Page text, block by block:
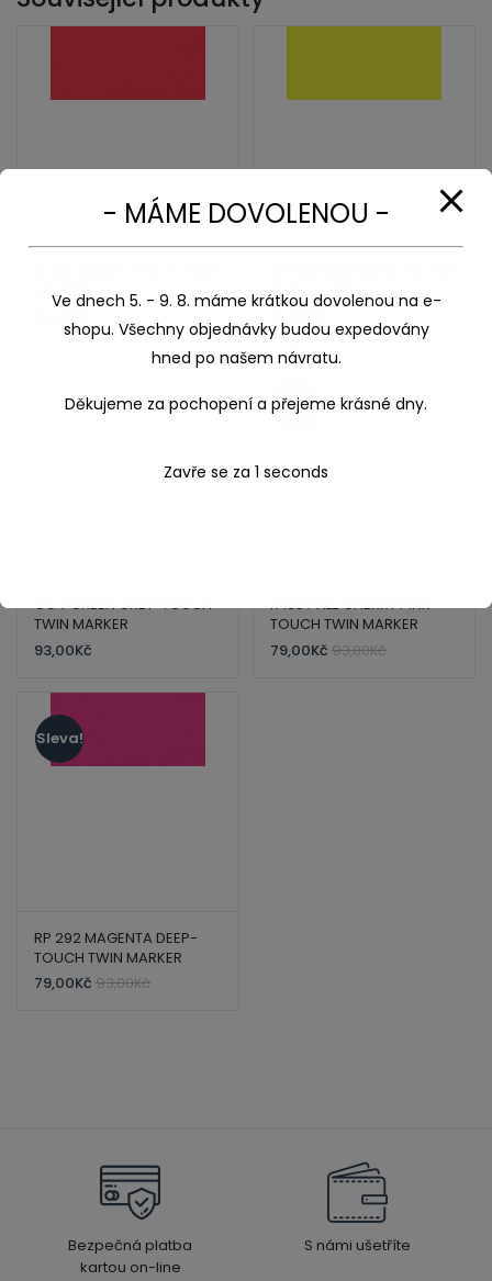
MARKER
TWIN MARKER
GG 7 GREEN GREY-TOUCH
TWIN MARKER
93,00Kč
Sleva!
R 135 PALE CHERRY PINK-
TOUCH TWIN MARKER
79,00Kč 93,00Kč
Sleva!
RP 292 MAGENTA DEEP-
TOUCH TWIN MARKER
79,00Kč 93,00Kč
Bezpečná platba
kartou on-line
S námi ušetříte
- MÁME DOVOLENOU -
Ve dnech 5. - 9. 8. máme krátkou dovolenou na e-
shopu. Všechny objednávky budou expedovány
hned po našem návratu.
Děkujeme za pochopení a přejeme krásné dny.
Zavře se za 1 seconds